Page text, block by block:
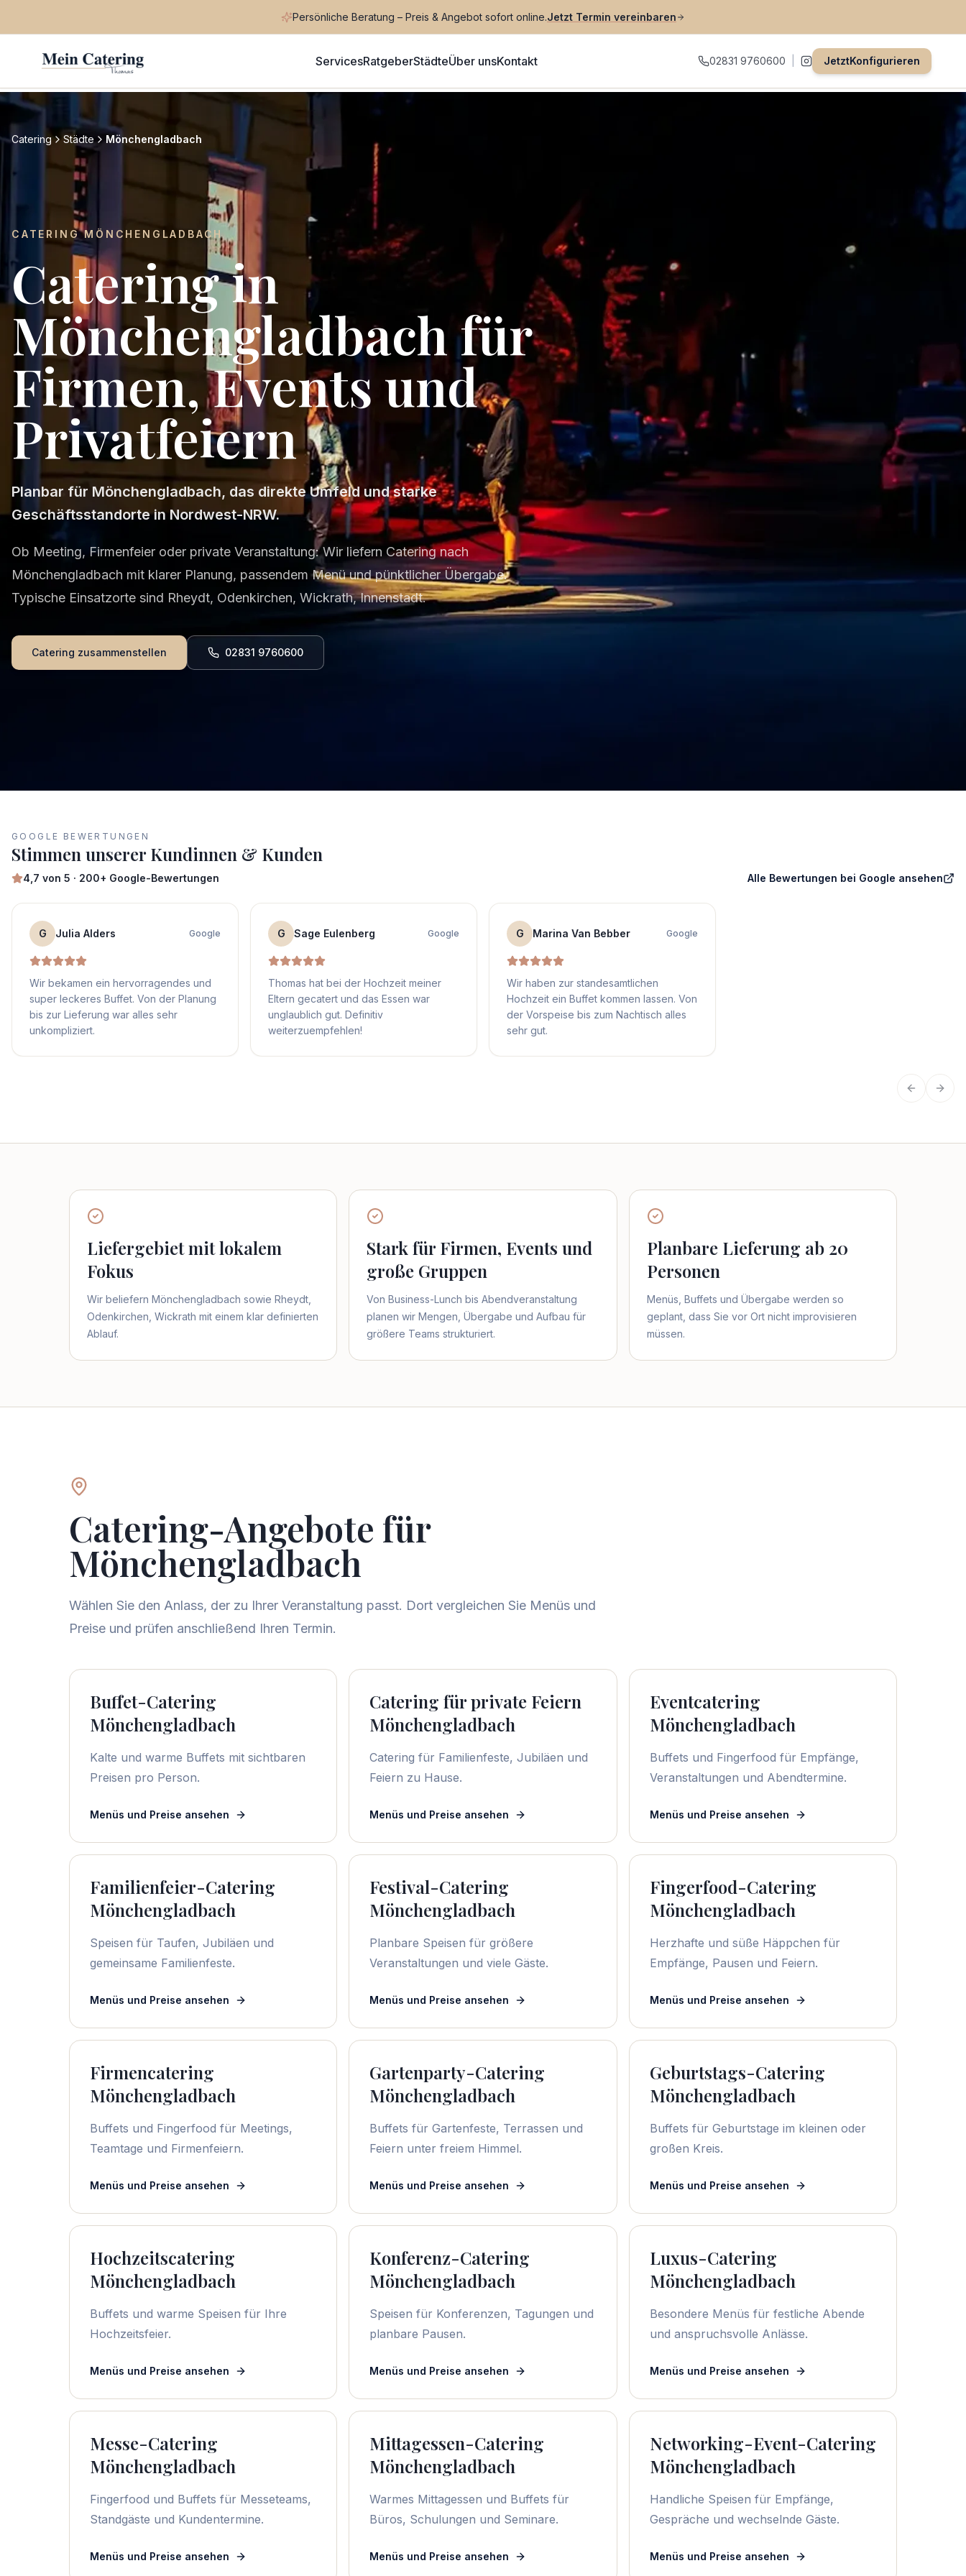
Persönliche Beratung – Preis & Angebot sofort online.Jetzt Termin vereinbaren
ServicesRatgeberStädteÜber unsKontakt 02831 9760600 JetztKonfigurieren
Catering Städte Mönchengladbach
CATERINGMÖNCHENGLADBACH
Catering in
Mönchengladbach für
Firmen, Events und
Privatfeiern
Planbar für Mönchengladbach, das direkte Umfeld und starke
Geschäftsstandorte in Nordwest-NRW.
Ob Meeting, Firmenfeier oder private Veranstaltung: Wir liefern Catering nach
Mönchengladbach mit klarer Planung, passendem Menü und pünktlicher Übergabe.
Typische Einsatzorte sind Rheydt, Odenkirchen, Wickrath, Innenstadt.
Catering zusammenstellen 02831 9760600
GOOGLE BEWERTUNGEN
Stimmen unserer Kundinnen & Kunden
4,7 von 5 · 200+ Google-Bewertungen Alle Bewertungen bei Google ansehen
G Julia Alders Google
Wir bekamen ein hervorragendes und
super leckeres Buffet. Von der Planung
bis zur Lieferung war alles sehr
unkompliziert.
G Sage Eulenberg Google
Thomas hat bei der Hochzeit meiner
Eltern gecatert und das Essen war
unglaublich gut. Definitiv
weiterzuempfehlen!
G Marina Van Bebber Google
Wir haben zur standesamtlichen
Hochzeit ein Buffet kommen lassen. Von
der Vorspeise bis zum Nachtisch alles
sehr gut.
Vorherige
Liefergebiet mit lokalem
Fokus
Wir beliefern Mönchengladbach sowie Rheydt,
Odenkirchen, Wickrath mit einem klar definierten
Ablauf.
Stark für Firmen, Events und
große Gruppen
Von Business-Lunch bis Abendveranstaltung
planen wir Mengen, Übergabe und Aufbau für
größere Teams strukturiert.
Planbare Lieferung ab 20
Personen
Menüs, Buffets und Übergabe werden so
geplant, dass Sie vor Ort nicht improvisieren
müssen.
Catering-Angebote für
Mönchengladbach
Wählen Sie den Anlass, der zu Ihrer Veranstaltung passt. Dort vergleichen Sie Menüs und
Preise und prüfen anschließend Ihren Termin.
Buffet-Catering
Mönchengladbach
Kalte und warme Buffets mit sichtbaren
Preisen pro Person.
Menüs und Preise ansehen
Catering für private Feiern
Mönchengladbach
Catering für Familienfeste, Jubiläen und
Feiern zu Hause.
Menüs und Preise ansehen
Eventcatering
Mönchengladbach
Buffets und Fingerfood für Empfänge,
Veranstaltungen und Abendtermine.
Menüs und Preise ansehen
Familienfeier-Catering
Mönchengladbach
Speisen für Taufen, Jubiläen und
gemeinsame Familienfeste.
Menüs und Preise ansehen
Festival-Catering
Mönchengladbach
Planbare Speisen für größere
Veranstaltungen und viele Gäste.
Menüs und Preise ansehen
Fingerfood-Catering
Mönchengladbach
Herzhafte und süße Häppchen für
Empfänge, Pausen und Feiern.
Menüs und Preise ansehen
Firmencatering
Mönchengladbach
Buffets und Fingerfood für Meetings,
Teamtage und Firmenfeiern.
Menüs und Preise ansehen
Gartenparty-Catering
Mönchengladbach
Buffets für Gartenfeste, Terrassen und
Feiern unter freiem Himmel.
Menüs und Preise ansehen
Geburtstags-Catering
Mönchengladbach
Buffets für Geburtstage im kleinen oder
großen Kreis.
Menüs und Preise ansehen
Hochzeitscatering
Mönchengladbach
Buffets und warme Speisen für Ihre
Hochzeitsfeier.
Menüs und Preise ansehen
Konferenz-Catering
Mönchengladbach
Speisen für Konferenzen, Tagungen und
planbare Pausen.
Menüs und Preise ansehen
Luxus-Catering
Mönchengladbach
Besondere Menüs für festliche Abende
und anspruchsvolle Anlässe.
Menüs und Preise ansehen
Messe-Catering
Mönchengladbach
Fingerfood und Buffets für Messeteams,
Standgäste und Kundentermine.
Menüs und Preise ansehen
Mittagessen-Catering
Mönchengladbach
Warmes Mittagessen und Buffets für
Büros, Schulungen und Seminare.
Menüs und Preise ansehen
Networking-Event-Catering
Mönchengladbach
Handliche Speisen für Empfänge,
Gespräche und wechselnde Gäste.
Menüs und Preise ansehen